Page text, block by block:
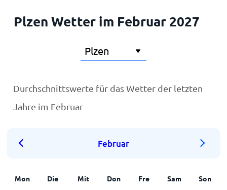
Plzen Wetter im Februar 2027
Durchschnittswerte für das Wetter der letzten
Jahre im Februar
Februar
Mon Die Mit Don Fre Sam Son